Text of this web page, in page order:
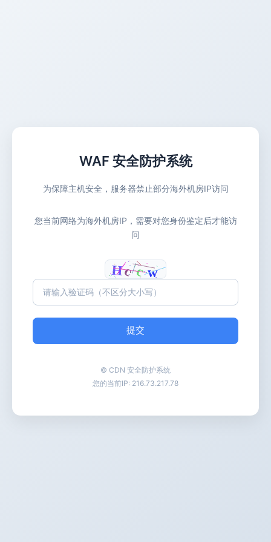
WAF 安全防护系统
为保障主机安全，服务器禁止部分海外机房IP访问
您当前网络为海外机房IP，需要对您身份鉴定后才能访
问
提交
© CDN 安全防护系统
您的当前IP: 216.73.217.78